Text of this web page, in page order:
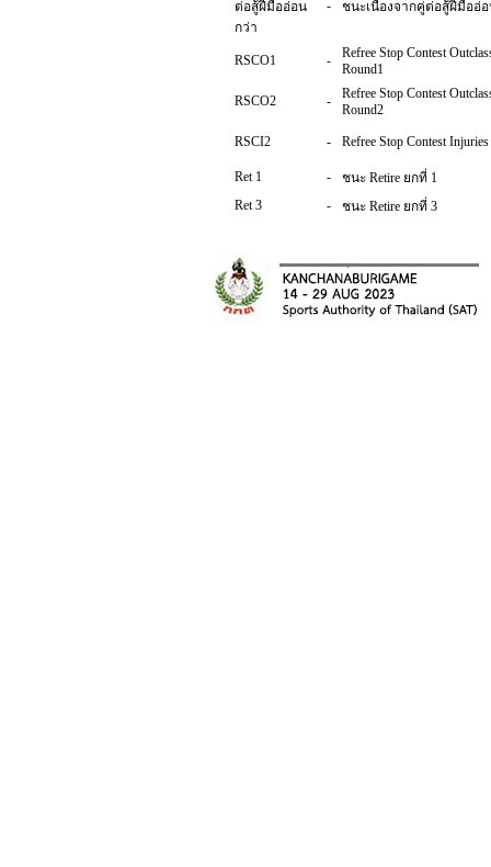
ต่อสู้ฝีมืออ่อน
กว่า
- ชนะเนื่องจากคู่ต่อสู้ฝีมืออ่
RSCO1 -
Refree Stop Contest
Round1
RSCO2 -
Refree Stop Contest
Round2
RSCI2 - Refree Stop Contest
Ret 1 -
ชนะ Retire ยกที่ 1
Ret 3
- ชนะ Retire ยกที่ 3